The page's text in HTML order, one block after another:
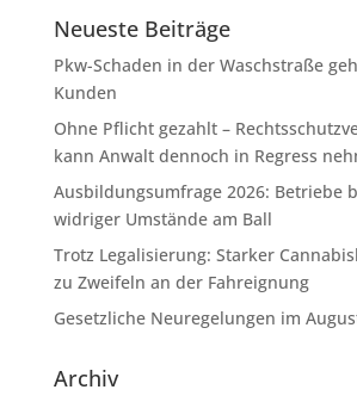
Neueste Beiträge
Pkw-Schaden in der Waschstraße
Kunden
Ohne Pflicht gezahlt –
kann Anwalt dennoch in Regress
Ausbildungsumfrage 2026: Betriebe
widriger Umstände am Ball
Trotz Legalisierung: Starker
zu Zweifeln an der Fahreignung
Gesetzliche Neuregelungen im
Archiv